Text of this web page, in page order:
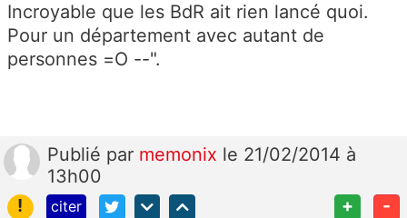
Incroyable que les BdR ait rien lancé quoi.
Pour un département avec autant de
personnes =O --".
Publié par memonix le 21/02/2014 à
13h00
!
citer + -